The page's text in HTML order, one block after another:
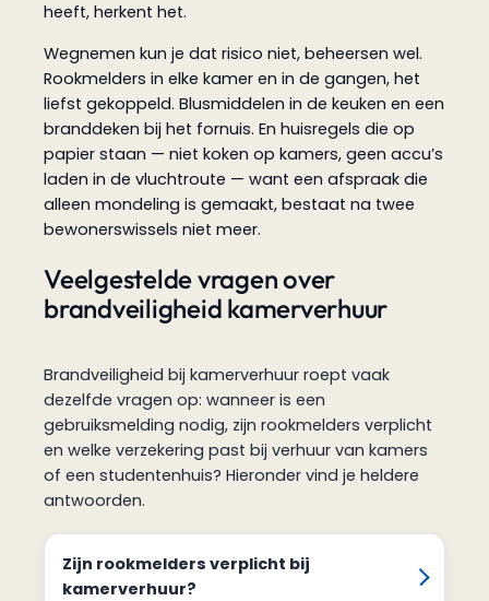
heeft, herkent het.
Wegnemen kun je dat risico niet, beheersen wel.
Rookmelders in elke kamer en in de gangen, het
liefst gekoppeld. Blusmiddelen in de keuken en een
branddeken bij het fornuis. En huisregels die op
papier staan — niet koken op kamers, geen accu’s
laden in de vluchtroute — want een afspraak die
alleen mondeling is gemaakt, bestaat na twee
bewonerswissels niet meer.
Veelgestelde vragen over
brandveiligheid kamerverhuur
Brandveiligheid bij kamerverhuur roept vaak
dezelfde vragen op: wanneer is een
gebruiksmelding nodig, zijn rookmelders verplicht
en welke verzekering past bij verhuur van kamers
of een studentenhuis? Hieronder vind je heldere
antwoorden.
Zijn rookmelders verplicht bij
kamerverhuur?